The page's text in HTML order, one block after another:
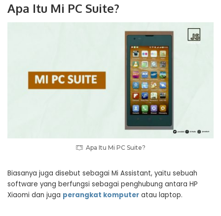
Apa Itu Mi PC Suite?
Apa Itu Mi PC Suite?
Biasanya juga disebut sebagai Mi Assistant, yaitu sebuah
software yang berfungsi sebagai penghubung antara HP
Xiaomi dan juga perangkat komputer atau laptop.